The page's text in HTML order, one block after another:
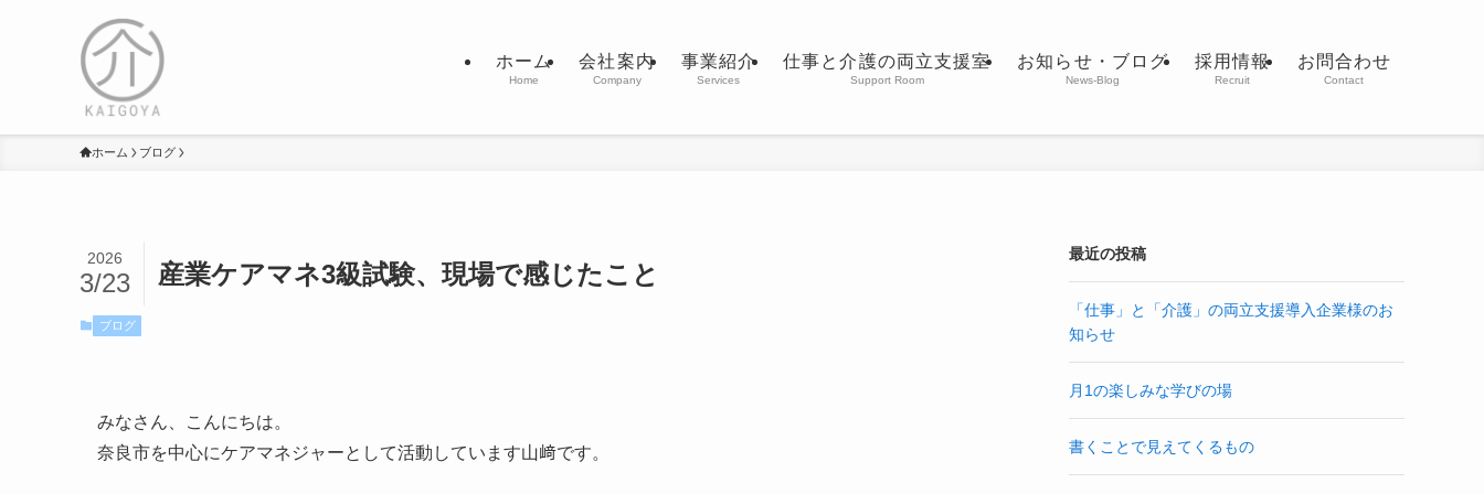
ホーム
Home
会社案内
Company
事業紹介
Services
仕事と介護の両立支援室
Support Room
お知らせ・ブログ
News-Blog
採用情報
Recruit
お問合わせ
Contact
ホーム ブログ
産業ケアマネ3級試験、現場で感じたこと
2026
3/23
ブログ
みなさん、こんにちは。
奈良市を中心にケアマネジャーとして活動しています山﨑です。
最近の投稿
「仕事」と「介護」の両立支援導入企業様のお
知らせ
月1の楽しみな学びの場
書くことで見えてくるもの